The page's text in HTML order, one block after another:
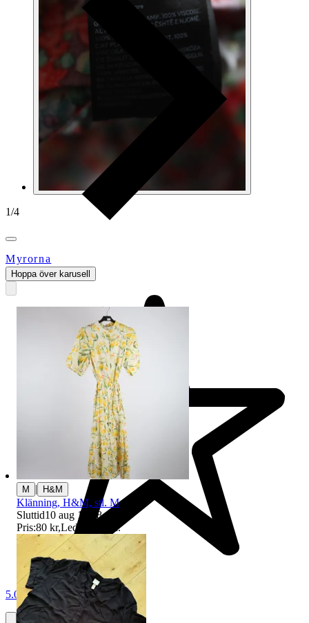
1/4
Myrorna
5.0
Hoppa över karusell
M | H&M
Klänning, H&M, stl. M
Sluttid10 aug 18:38.
Pris:80 kr,Ledande bud.